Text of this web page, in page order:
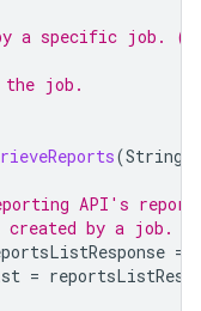
a specific job.
job.
(String
API's
by a job.
=
=